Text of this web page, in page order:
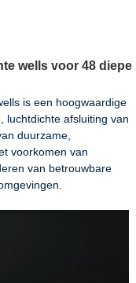
wells voor 48 diepe
is een hoogwaardige
luchtdichte afsluiting van
duurzame,
voorkomen van
van betrouwbare